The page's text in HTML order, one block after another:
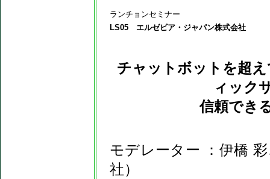
ランチョンセミナー
LS05 エルゼビア・ジャパン株式会社
チャットボットを超
ィック
信頼でき
モデレーター ：伊橋
社）